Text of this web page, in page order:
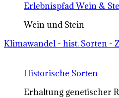
Erlebnispfad Wein &
Wein und Stein
Klimawandel - hist. Sorten -
Historische Sorten
Erhaltung genetischer